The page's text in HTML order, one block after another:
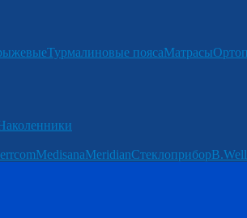
Турмалиновые поясаМатрасы
MedisanaMeridianСтеклоприборB.Well